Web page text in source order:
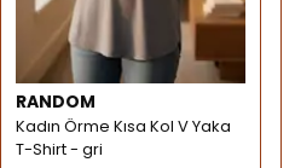
RANDOM
Kadın Örme Kısa Kol V Yaka
T-Shirt - gri